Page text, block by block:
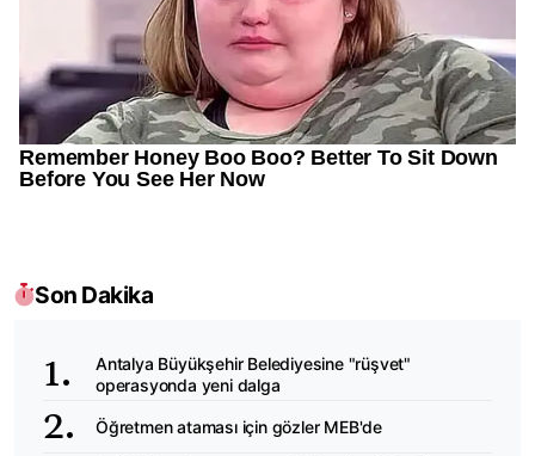
Son Dakika
Antalya Büyükşehir Belediyesine "rüşvet"
operasyonda yeni dalga
Öğretmen ataması için gözler MEB'de